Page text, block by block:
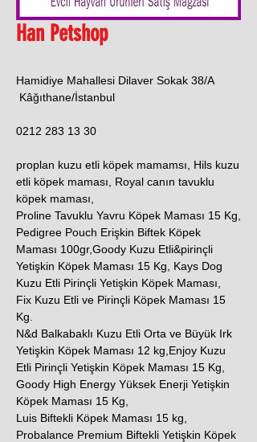
Han Petshop
Hamidiye Mahallesi Dilaver Sokak 38/A
Kâğıthane/İstanbul
0212 283 13 30
proplan kuzu etli köpek mamamsı, Hils kuzu
etli köpek maması, Royal canın tavuklu
köpek maması,
Proline Tavuklu Yavru Köpek Maması 15 Kg,
Pedigree Pouch Erişkin Biftek Köpek
Maması 100gr,Goody Kuzu Etli&pirinçli
Yetişkin Köpek Maması 15 Kg, Kays Dog
Kuzu Etli Pirinçli Yetişkin Köpek Maması,
Fix Kuzu Etli ve Pirinçli Köpek Maması 15
Kg.
N&d Balkabaklı Kuzu Etli Orta ve Büyük Irk
Yetişkin Köpek Maması 12 kg,Enjoy Kuzu
Etli Pirinçli Yetişkin Köpek Maması 15 Kg,
Goody High Energy Yüksek Enerji Yetişkin
Köpek Maması 15 Kg,
Luis Biftekli Köpek Maması 15 kg,
Probalance Premium Biftekli Yetişkin Köpek